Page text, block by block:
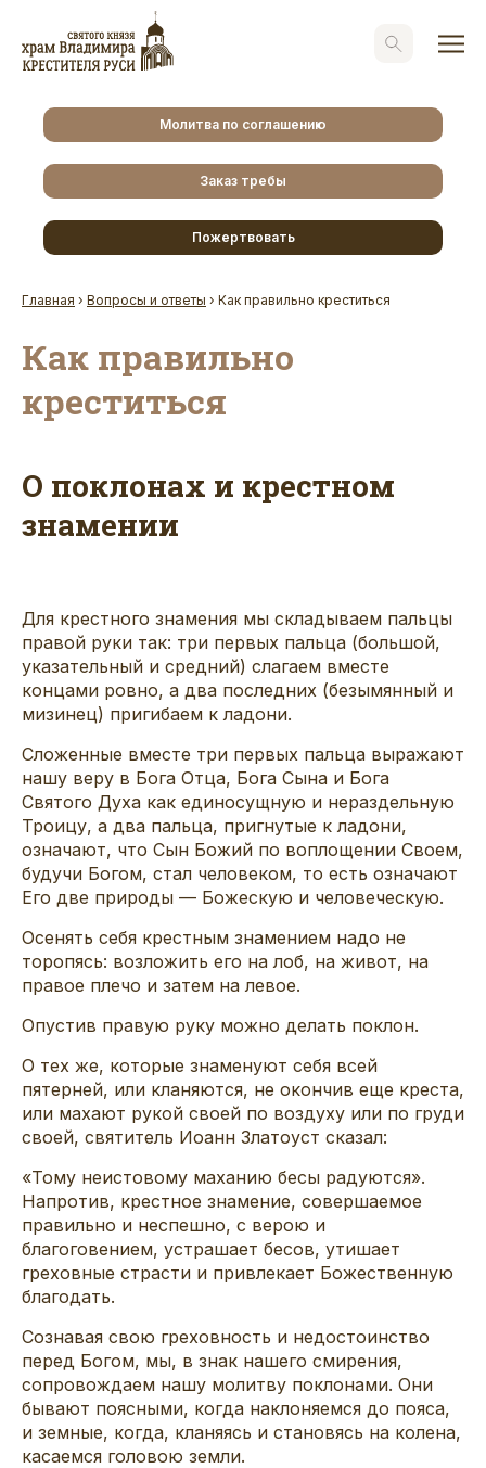
Молитва по соглашению
Заказ требы
Пожертвовать
Главная › Вопросы и ответы › Как правильно креститься
Как правильно
креститься
О поклонах и крестном
знамении
Для крестного знамения мы складываем пальцы
правой руки так: три первых пальца (большой,
указательный и средний) слагаем вместе
концами ровно, а два последних (безымянный и
мизинец) пригибаем к ладони.
Сложенные вместе три первых пальца выражают
нашу веру в Бога Отца, Бога Сына и Бога
Святого Духа как единосущную и нераздельную
Троицу, а два пальца, пригнутые к ладони,
означают, что Сын Божий по воплощении Своем,
будучи Богом, стал человеком, то есть означают
Его две природы — Божескую и человеческую.
Осенять себя крестным знамением надо не
торопясь: возложить его на лоб, на живот, на
правое плечо и затем на левое.
Опустив правую руку можно делать поклон.
О тех же, которые знаменуют себя всей
пятерней, или кланяются, не окончив еще креста,
или махают рукой своей по воздуху или по груди
своей, святитель Иоанн Златоуст сказал:
«Тому неистовому маханию бесы радуются».
Напротив, крестное знамение, совершаемое
правильно и неспешно, с верою и
благоговением, устрашает бесов, утишает
греховные страсти и привлекает Божественную
благодать.
Сознавая свою греховность и недостоинство
перед Богом, мы, в знак нашего смирения,
сопровождаем нашу молитву поклонами. Они
бывают поясными, когда наклоняемся до пояса,
и земные, когда, кланяясь и становясь на колена,
касаемся головою земли.